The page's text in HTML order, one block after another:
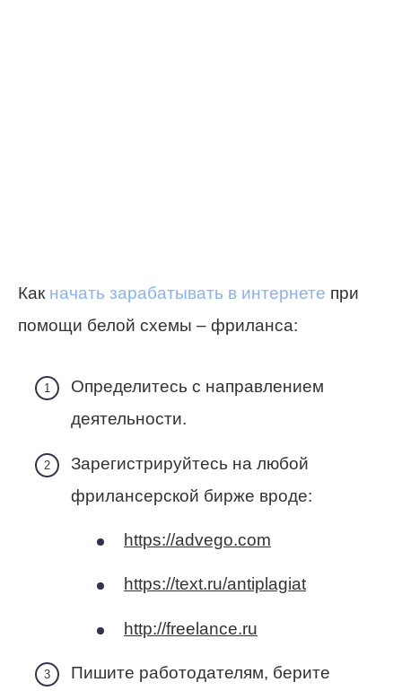
Как начать зарабатывать в интернете при
помощи белой схемы – фриланса:
Определитесь с направлением
деятельности.
Зарегистрируйтесь на любой
фрилансерской бирже вроде:
https://advego.com
https://text.ru/antiplagiat
http://freelance.ru
Пишите работодателям, берите